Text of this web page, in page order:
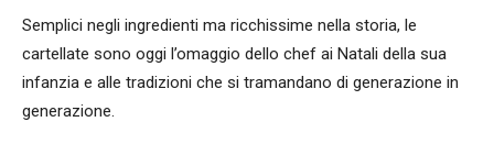
Semplici negli ingredienti ma ricchissime nella storia, le
cartellate sono oggi l’omaggio dello chef ai Natali della sua
infanzia e alle tradizioni che si tramandano di generazione in
generazione.